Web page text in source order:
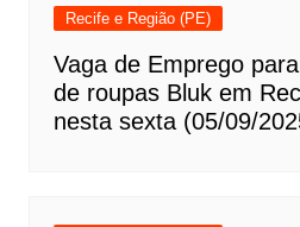
Recife e Região (PE)
Vaga de Emprego
de roupas Bluk em
nesta sexta (05/09/